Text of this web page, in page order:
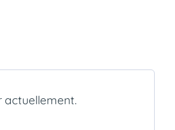
actuellement.